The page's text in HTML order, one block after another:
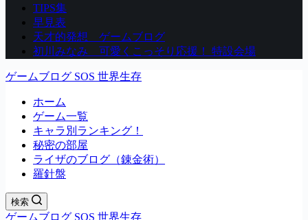
TIPS集
早見表
天才的発想 ゲームブログ
初川みなみ 可愛くこっそり応援！ 特設会場
ゲームブログ SOS 世界生存
ホーム
ゲーム一覧
キャラ別ランキング！
秘密の部屋
ライザのブログ（錬金術）
羅針盤
検索
ゲームブログ SOS 世界生存